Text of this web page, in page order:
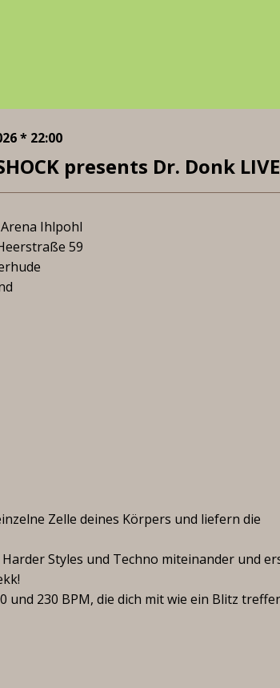
* 22:00
presents Dr. Donk LIVE
Ihlpohl
59
Zelle deines Körpers und liefern die
Styles und Techno miteinander und
und 230 BPM, die dich mit wie ein Blitz